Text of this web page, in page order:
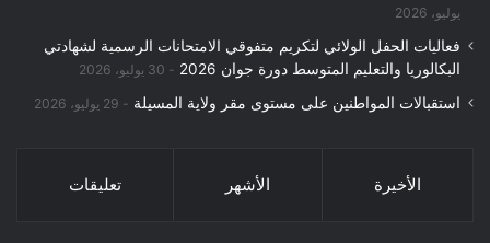
يوليو، 2026
فعاليات الحفل الولائي لتكريم متفوقي الامتحانات الرسمية لشهادتي
البكالوريا والتعليم المتوسط دورة جوان 2026
30 يوليو، 2026
استقبالات المواطنين على مستوى مقر ولاية المسيلة 29 يوليو، 2026
الأخيرة الأشهر تعليقات